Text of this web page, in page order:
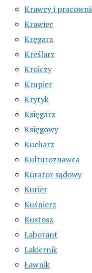
Krawcy i
Krawiec
Kręgarz
Kreślarz
Krojczy
Krupier
Krytyk
Księgarz
Księgowy
Kucharz
Kulturoznawca
Kurator sądowy
Kurier
Kuśnierz
Kustosz
Laborant
Lakiernik
Ławnik